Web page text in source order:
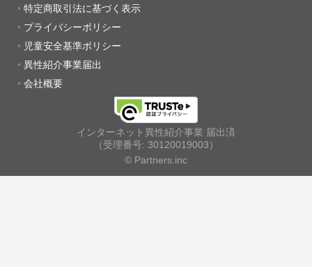
特定商取引法に基づく表示
プライバシーポリシー
児童安全基準ポリシー
異性紹介事業届出
会社概要
インターネット異性紹介事業 届出済
（受理番号: 30120019003）
© Partners.inc